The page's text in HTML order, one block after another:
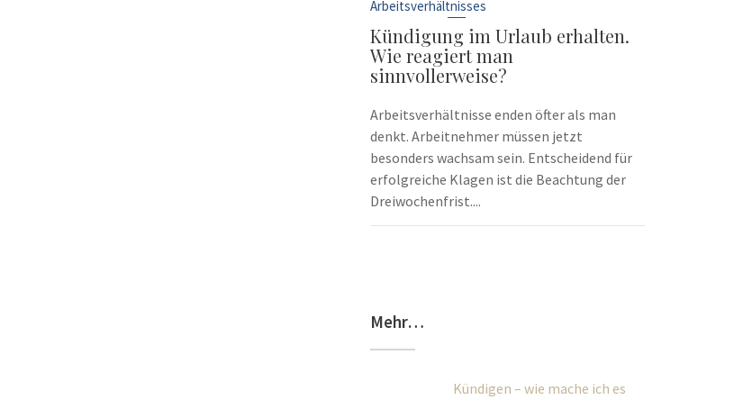
Arbeitsverhältnisses
Kündigung im Urlaub erhalten.
Wie reagiert man
sinnvollerweise?
Arbeitsverhältnisse enden öfter als man
denkt. Arbeitnehmer müssen jetzt
besonders wachsam sein. Entscheidend für
erfolgreiche Klagen ist die Beachtung der
Dreiwochenfrist....
Mehr…
Kündigen – wie mache ich es